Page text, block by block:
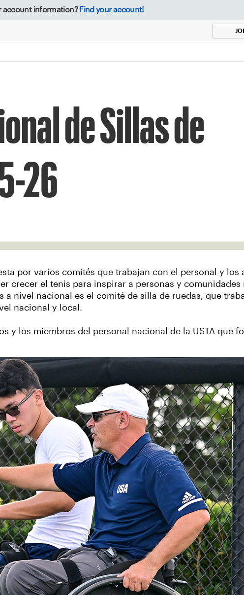
account information? Find your account!
de Sillas de
26
por varios comités que trabajan con el personal y los
crecer el tenis para inspirar a personas y comunidades
nivel nacional es el comité de silla de ruedas, que
nacional y local.
y los miembros del personal nacional de la USTA que